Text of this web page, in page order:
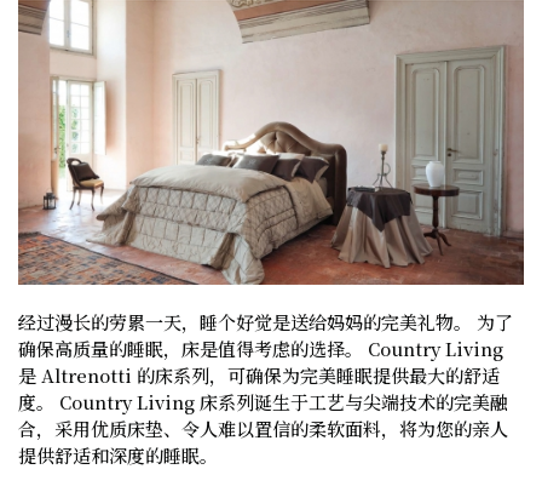
经过漫长的劳累一天，睡个好觉是送给妈妈的完美礼物。 为了
确保高质量的睡眠，床是值得考虑的选择。 Country Living
是 Altrenotti 的床系列，可确保为完美睡眠提供最大的舒适
度。 Country Living 床系列诞生于工艺与尖端技术的完美融
合，采用优质床垫、令人难以置信的柔软面料，将为您的亲人
提供舒适和深度的睡眠。